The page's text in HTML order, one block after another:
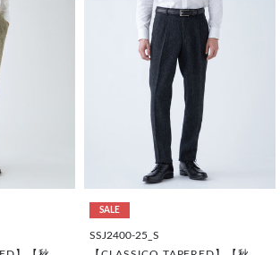
SALE
SSJ2400-25_S